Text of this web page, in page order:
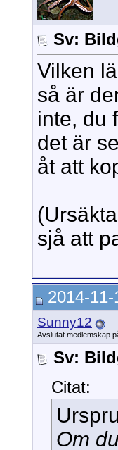
Sv:
Vilken
så är
inte, du
det är
åt att
sjå att
2014-
Sunny12
Avslutat medlemskap
Sv:
Citat:
Om